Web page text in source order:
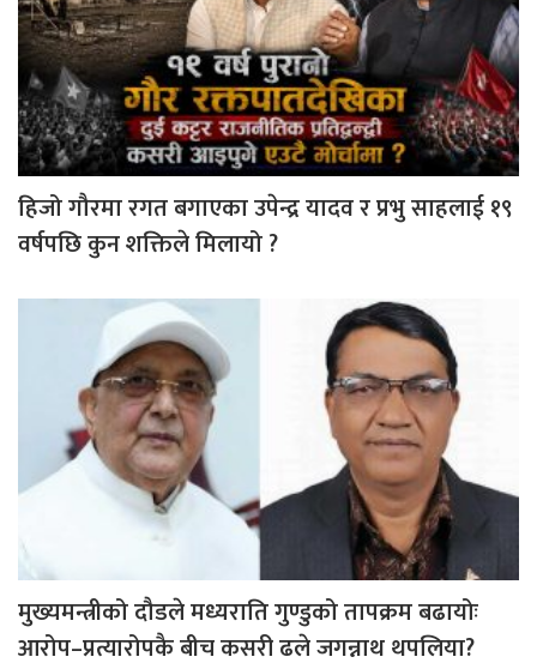
हिजो गौरमा रगत बगाएका उपेन्द्र यादव र प्रभु साहलाई १९
वर्षपछि कुन शक्तिले मिलायो ?
मुख्यमन्त्रीको दौडले मध्यराति गुण्डुको तापक्रम बढायोः
आरोप–प्रत्यारोपकै बीच कसरी ढले जगन्नाथ थपलिया?